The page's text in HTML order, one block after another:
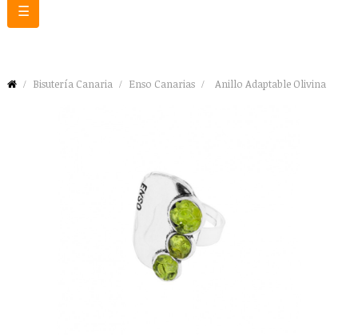
Navegación
de
☰
Bisutería Canaria Enso Canarias Anillo Adaptable Olivina